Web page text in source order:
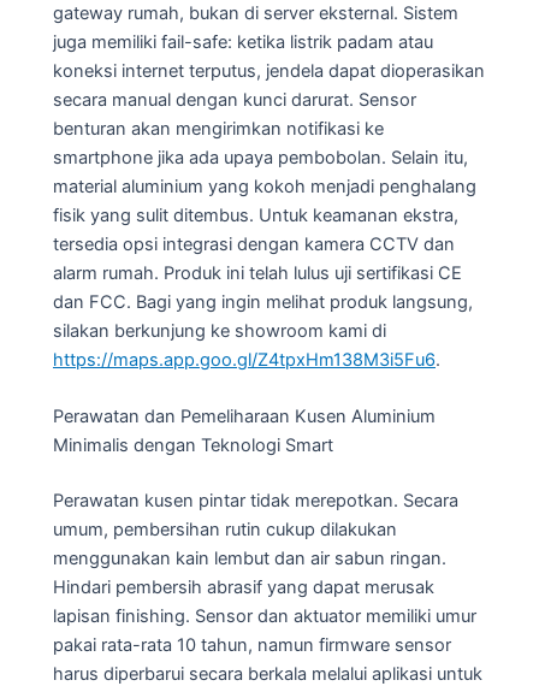
gateway rumah, bukan di server eksternal. Sistem
juga memiliki fail-safe: ketika listrik padam atau
koneksi internet terputus, jendela dapat dioperasikan
secara manual dengan kunci darurat. Sensor
benturan akan mengirimkan notifikasi ke
smartphone jika ada upaya pembobolan. Selain itu,
material aluminium yang kokoh menjadi penghalang
fisik yang sulit ditembus. Untuk keamanan ekstra,
tersedia opsi integrasi dengan kamera CCTV dan
alarm rumah. Produk ini telah lulus uji sertifikasi CE
dan FCC. Bagi yang ingin melihat produk langsung,
silakan berkunjung ke showroom kami di
https://maps.app.goo.gl/Z4tpxHm138M3i5Fu6.
Perawatan dan Pemeliharaan Kusen Aluminium
Minimalis dengan Teknologi Smart
Perawatan kusen pintar tidak merepotkan. Secara
umum, pembersihan rutin cukup dilakukan
menggunakan kain lembut dan air sabun ringan.
Hindari pembersih abrasif yang dapat merusak
lapisan finishing. Sensor dan aktuator memiliki umur
pakai rata-rata 10 tahun, namun firmware sensor
harus diperbarui secara berkala melalui aplikasi untuk